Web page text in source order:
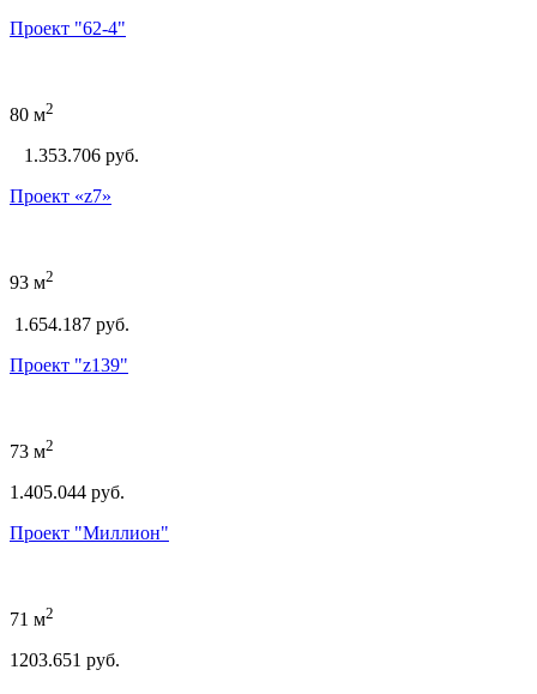
Проект "62-4"
80 м2
1.353.706 руб.
Проект «z7»
93 м2
1.654.187 руб.
Проект "z139"
73 м2
1.405.044 руб.
Проект "Миллион"
71 м2
1203.651 руб.